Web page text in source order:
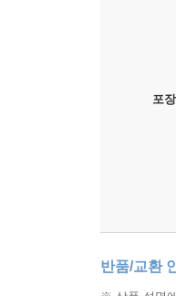
포
반품/교환